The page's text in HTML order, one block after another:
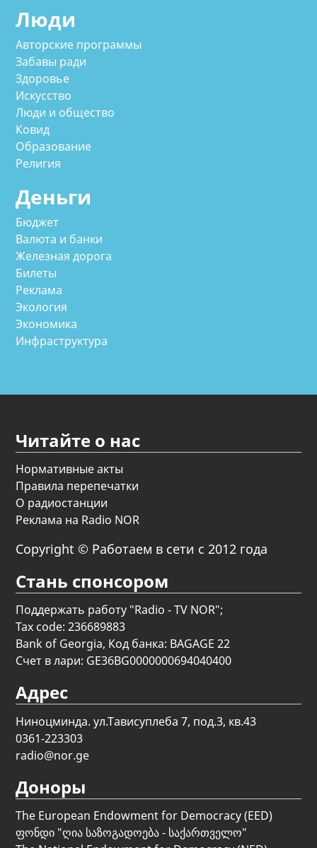
Люди
Авторские программы
Забавы ради
Здоровье
Искусство
Люди и общество
Ковид
Образование
Религия
Деньги
Бюджет
Валюта и банки
Железная дорога
Билеты
Реклама
Экология
Экономика
Инфраструктура
Читайте о нас
Нормативные акты
Правила перепечатки
О радиостанции
Реклама на Radio NOR
Copyright © Работаем в сети с 2012 года
Стань спонсором
Поддержать работу "Radio - TV NOR";
Tax code: 236689883
Bank of Georgia, Код банка: BAGAGE 22
Счет в лари: GE36BG0000000694040400
Адрес
Ниноцминда. ул.Тависуплеба 7, под.3, кв.43
0361-223303
radio@nor.ge
Доноры
The European Endowment for Democracy (EED)
ფონდი "ღია საზოგადოება - საქართველო"